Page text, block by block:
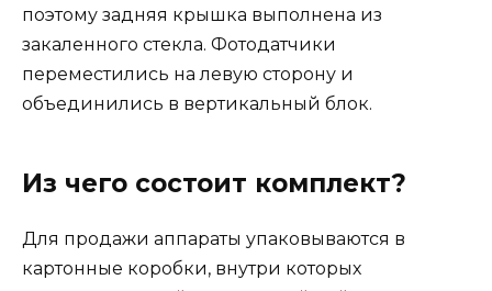
поэтому задняя крышка выполнена из
закаленного стекла. Фотодатчики
переместились на левую сторону и
объединились в вертикальный блок.
Из чего состоит комплект?
Для продажи аппараты упаковываются в
картонные коробки, внутри которых